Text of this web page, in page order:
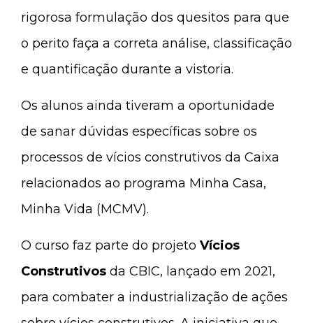
rigorosa formulação dos quesitos para que
o perito faça a correta análise, classificação
e quantificação durante a vistoria.
Os alunos ainda tiveram a oportunidade
de sanar dúvidas específicas sobre os
processos de vícios construtivos da Caixa
relacionados ao programa Minha Casa,
Minha Vida (MCMV).
O curso faz parte do projeto Vícios
Construtivos da CBIC, lançado em 2021,
para combater a industrialização de ações